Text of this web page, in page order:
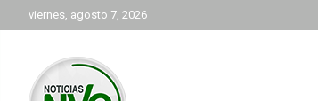
al
viernes, agosto 7, 2026